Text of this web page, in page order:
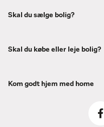
Skal du sælge bolig?
Skal du købe eller leje bolig?
Kom godt hjem med home